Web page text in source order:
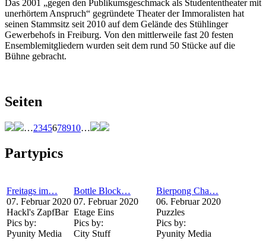
Das 2001 „gegen den Publikumsgeschmack als Studententheater mit
unerhörtem Anspruch“ gegründete Theater der Immoralisten hat
seinen Stammsitz seit 2010 auf dem Gelände des Stühlinger
Gewerbehofs in Freiburg. Von den mittlerweile fast 20 festen
Ensemblemitgliedern wurden seit dem rund 50 Stücke auf die
Bühne gebracht.
Seiten
…2345678910…
Partypics
Freitags im…
07. Februar 2020
Hackl's ZapfBar
Pics by:
Pyunity Media
Bottle Block…
07. Februar 2020
Etage Eins
Pics by:
City Stuff
Bierpong Cha…
06. Februar 2020
Puzzles
Pics by:
Pyunity Media